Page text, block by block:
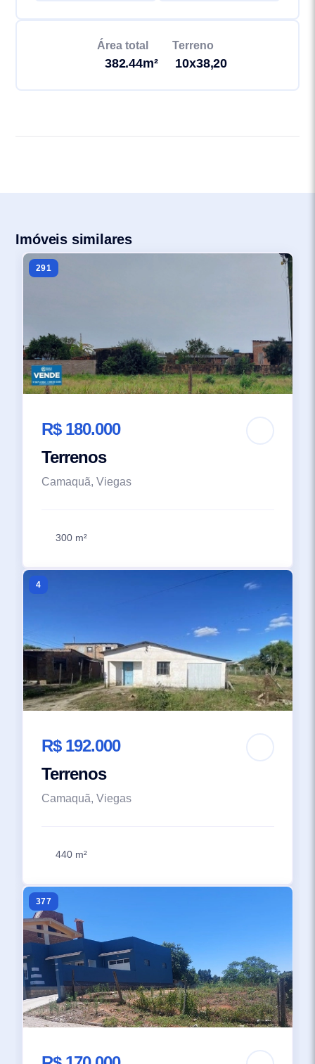
Área total
382.44m²
Terreno
10x38,20
Imóveis similares
291
R$ 180.000
Terrenos
Camaquã, Viegas
300 m²
4
R$ 192.000
Terrenos
Camaquã, Viegas
440 m²
377